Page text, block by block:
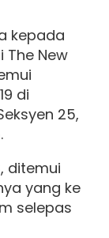
kepada
The New
di
25,
ditemui
yang ke
selepas